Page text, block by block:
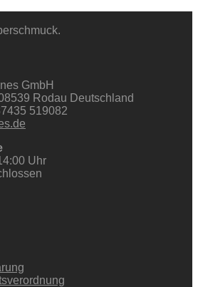
GmbH
Rodau Deutschland
519082
Uhr